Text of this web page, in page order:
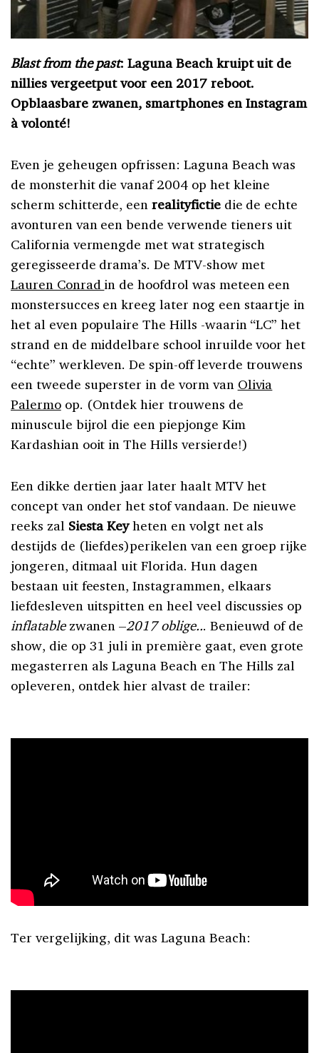
Blast from the past: Laguna Beach kruipt uit de
nillies vergeetput voor een 2017 reboot.
Opblaasbare zwanen, smartphones en Instagram
à volonté!
Even je geheugen opfrissen: Laguna Beach was
de monsterhit die vanaf 2004 op het kleine
scherm schitterde, eenrealityfictiedie de echte
avonturen van een bende verwende tieners uit
California vermengde met wat strategisch
geregisseerde drama’s. De MTV-show met
Lauren Conrad in de hoofdrol was meteen een
monstersucces en kreeg later nog een staartje in
het al even populaire The Hills -waarin “LC” het
strand en de middelbare school inruilde voor het
“echte” werkleven. De spin-off leverde trouwens
een tweede superster in de vorm van Olivia
Palermoop. (Ontdek hier trouwens de
minuscule bijrol die een piepjonge Kim
Kardashian ooit in The Hills versierde!)
Een dikke dertien jaar later haalt MTV het
concept van onder het stof vandaan. De nieuwe
reeks zal Siesta Keyheten en volgt net als
destijds de (liefdes)perikelen van een groep rijke
jongeren, ditmaal uit Florida. Hun dagen
bestaan uit feesten, Instagrammen, elkaars
liefdesleven uitspitten en heel veel discussies op
inflatablezwanen –2017 oblige... Benieuwd of de
show, die op 31 juli in première gaat, even grote
megasterren als Laguna Beach en The Hills zal
opleveren, ontdek hier alvast de trailer:
Ter vergelijking, dit was Laguna Beach: